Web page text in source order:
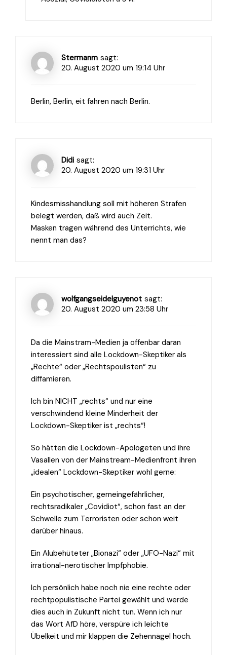
Stermanm sagt:
20. August 2020 um 19:14 Uhr
Berlin, Berlin, eit fahren nach Berlin.
Didi sagt:
20. August 2020 um 19:31 Uhr
Kindesmisshandlung soll mit höheren Strafen
belegt werden, daß wird auch Zeit.
Masken tragen während des Unterrichts, wie
nennt man das?
wolfgangseidelguyenot sagt:
20. August 2020 um 23:58 Uhr
Da die Mainstram-Medien ja offenbar daran
interessiert sind alle Lockdown-Skeptiker als
„Rechte“ oder „Rechtspoulisten“ zu
diffamieren.
Ich bin NICHT „rechts“ und nur eine
verschwindend kleine Minderheit der
Lockdown-Skeptiker ist „rechts“!
So hätten die Lockdown-Apologeten und ihre
Vasallen von der Mainstream-Medienfront ihren
„idealen“ Lockdown-Skeptiker wohl gerne:
Ein psychotischer, gemeingefährlicher,
rechtsradikaler „Covidiot“, schon fast an der
Schwelle zum Terroristen oder schon weit
darüber hinaus.
Ein Alubehüteter „Bionazi“ oder „UFO-Nazi“ mit
irrational-nerotischer Impfphobie.
Ich persönlich habe noch nie eine rechte oder
rechtpopulistische Partei gewählt und werde
dies auch in Zukunft nicht tun. Wenn ich nur
das Wort AfD höre, verspüre ich leichte
Übelkeit und mir klappen die Zehennägel hoch.